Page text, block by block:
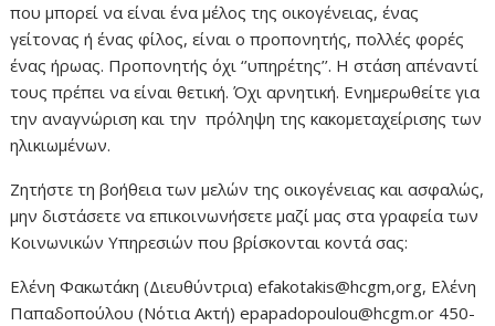
που μπορεί να είναι ένα μέλος της οικογένειας, ένας
γείτονας ή ένας φίλος, είναι ο προπονητής, πολλές φορές
ένας ήρωας. Προπονητής όχι ‘’υπηρέτης’’. Η στάση απέναντί
τους πρέπει να είναι θετική. Όχι αρνητική. Ενημερωθείτε για
την αναγνώριση και την πρόληψη της κακομεταχείρισης των
ηλικιωμένων.
Ζητήστε τη βοήθεια των μελών της οικογένειας και ασφαλώς,
μην διστάσετε να επικοινωνήσετε μαζί μας στα γραφεία των
Κοινωνικών Υπηρεσιών που βρίσκονται κοντά σας:
Ελένη Φακωτάκη (Διευθύντρια) efakotakis@hcgm,org, Ελένη
Παπαδοπούλου (Νότια Ακτή) epapadopoulou@hcgm.or 450-